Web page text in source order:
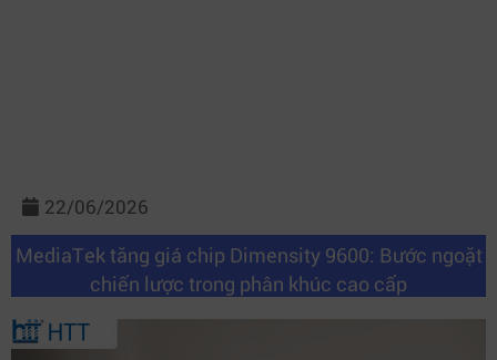
22/06/2026
MediaTek tăng giá chip Dimensity 9600: Bước ngoặt
chiến lược trong phân khúc cao cấp